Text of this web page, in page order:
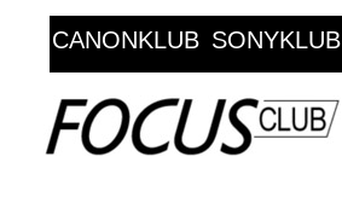
CANONKLUB SONYKLUB